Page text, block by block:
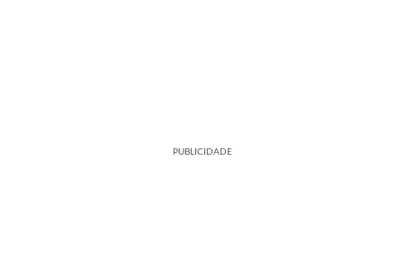
PUBLICIDADE